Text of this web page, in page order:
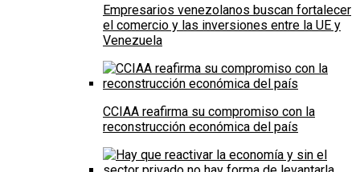
Empresarios venezolanos buscan fortalecer
el comercio y las inversiones entre la UE y
Venezuela
CCIAA reafirma su compromiso con la
reconstrucción económica del país